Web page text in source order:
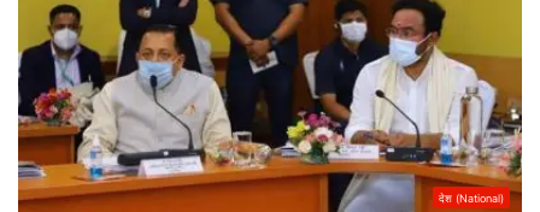
देश (National)